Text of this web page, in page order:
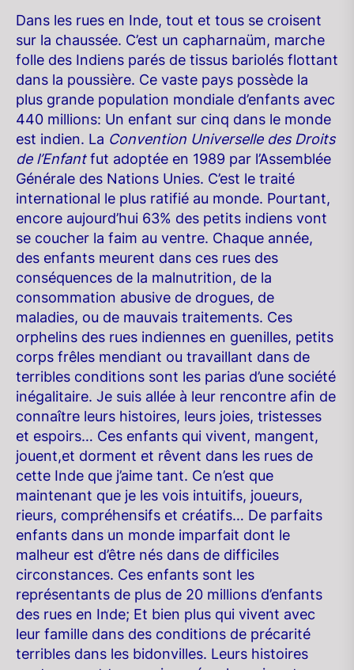
Dans les rues en Inde, tout et tous se croisent
sur la chaussée. C’est un capharnaüm, marche
folle des Indiens parés de tissus bariolés flottant
dans la poussière. Ce vaste pays possède la
plus grande population mondiale d’enfants avec
440 millions: Un enfant sur cinq dans le monde
est indien. La Convention Universelle des Droits
de l’Enfantfut adoptée en 1989 par l’Assemblée
Générale des Nations Unies. C’est le traité
international le plus ratifié au monde. Pourtant,
encore aujourd’hui 63% des petits indiens vont
se coucher la faim au ventre. Chaque année,
des enfants meurent dans ces rues des
conséquences de la malnutrition, de la
consommation abusive de drogues, de
maladies, ou de mauvais traitements. Ces
orphelins des rues indiennes en guenilles, petits
corps frêles mendiant ou travaillant dans de
terribles conditions sont les parias d’une société
inégalitaire. Je suis allée à leur rencontre afin de
connaître leurs histoires, leurs joies, tristesses
et espoirs… Ces enfants qui vivent, mangent,
jouent,et dorment et rêvent dans les rues de
cette Inde que j’aime tant. Ce n’est que
maintenant que je les vois intuitifs, joueurs,
rieurs, compréhensifs et créatifs… De parfaits
enfants dans un monde imparfait dont le
malheur est d’être nés dans de difficiles
circonstances. Ces enfants sont les
représentants de plus de 20 millions d’enfants
des rues en Inde; Et bien plus qui vivent avec
leur famille dans des conditions de précarité
terribles dans les bidonvilles. Leurs histoires